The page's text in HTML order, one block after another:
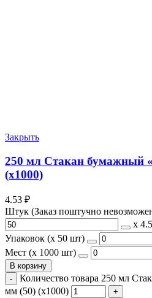
Закрыть
250 мл Стакан бумажный
(х1000)
4.53 ₽
Штук (Заказ поштучно
х
Упаковок (x 50 шт)
Мест (x 1000 шт)
В корзину
Количество товара 250 мл
мм (50) (х1000)